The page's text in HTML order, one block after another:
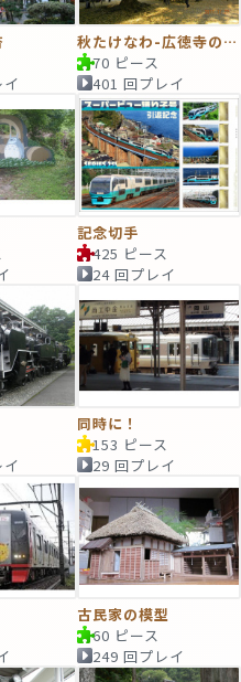
秋たけなわ-広徳寺の大銀杏
70 ピース
401 回プレイ
記念切手
425 ピース
24 回プレイ
同時に！
153 ピース
29 回プレイ
古民家の模型
60 ピース
249 回プレイ